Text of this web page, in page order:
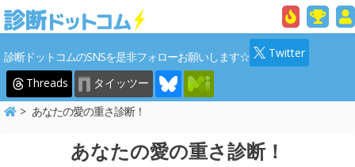
診断ドットコムのSNSを是非フォローお願いします☆
Twitter
Threads
タイッツー
あなたの愛の重さ診断！
あなたの愛の重さ診断！